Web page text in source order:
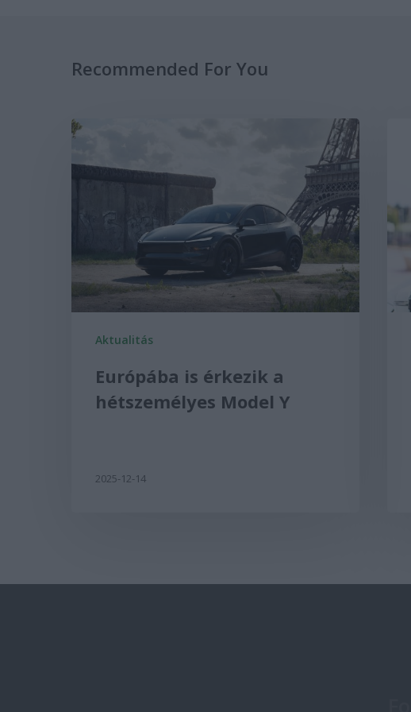
Recommended For You
Aktualitás
Európába is érkezik a
hétszemélyes Model Y
2025-12-14